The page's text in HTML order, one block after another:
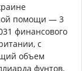
помощи — 3
финансового
с
объем
фунтов.